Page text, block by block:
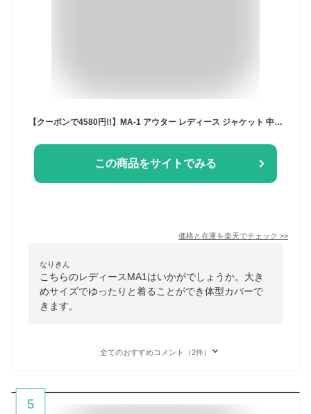
【クーポンで4580円!!】MA-1 アウター レディース ジャケット 中綿 ジャンパー ボリューム袖 [ ミリタリー 厚手 ma-1 ma1 ブルゾン 大きいサイズ ビッグシルエット モンスター シャーリング ボリューム パフ ルーズシルエット ブラック カーキ ベージュ ピンク]
この商品をサイトでみる
価格と在庫を楽天でチェック >>
なりきん
こちらのレディースMA1はいかがでしょうか。大き
めサイズでゆったりと着ることができ体型カバーで
きます。
全てのおすすめコメント（2件）
5